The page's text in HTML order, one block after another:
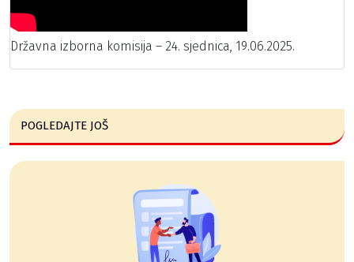
Državna izborna komisija – 24. sjednica, 19.06.2025.
POGLEDAJTE JOŠ